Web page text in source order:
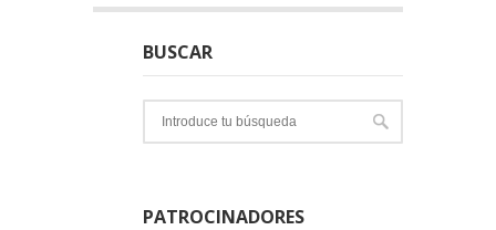
BUSCAR
PATROCINADORES